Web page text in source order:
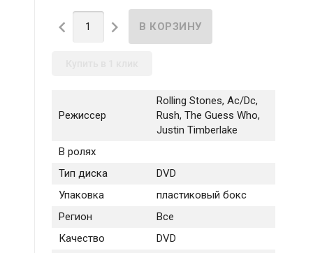
 
Режиссер
Rolling Stones, Ac/Dc,
Rush, The Guess Who,
Justin Timberlake
В ролях
Тип диска
DVD
Упаковка
пластиковый бокс
Регион
Все
Качество
DVD